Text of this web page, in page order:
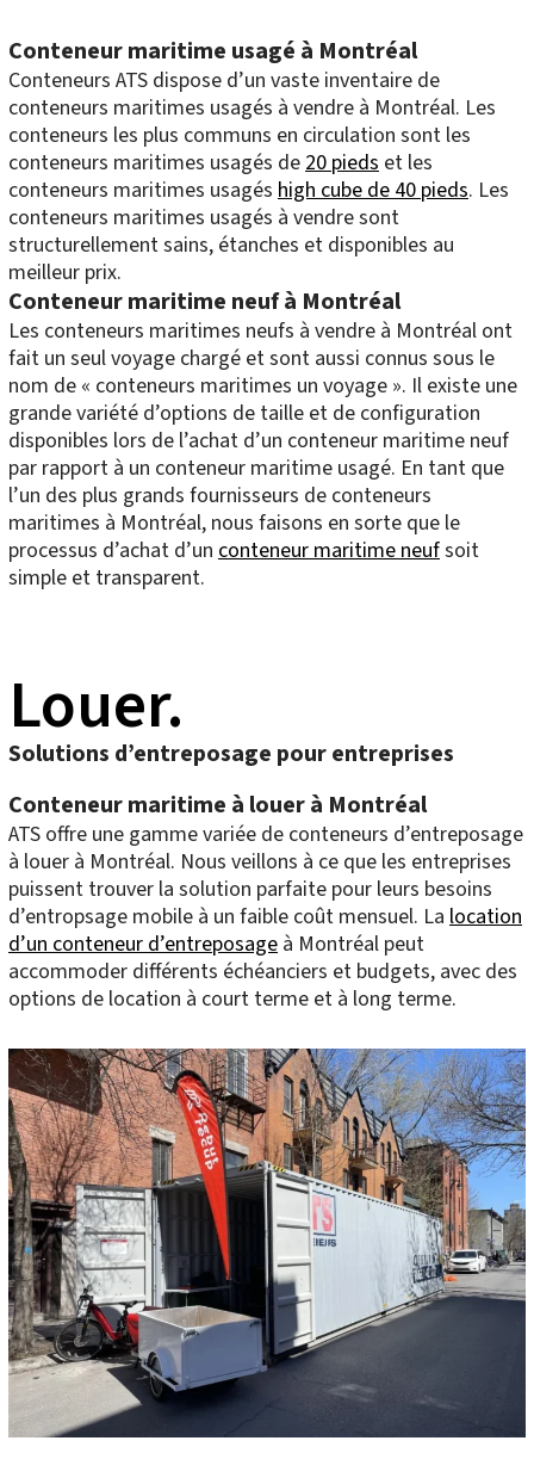
Conteneur maritime usagé à Montréal
Conteneurs ATS dispose d’un vaste inventaire de
conteneurs maritimes usagés à vendre à Montréal. Les
conteneurs les plus communs en circulation sont les
conteneurs maritimes usagés de20 pieds et les
conteneurs maritimes usagés high cube de 40 pieds. Les
conteneurs maritimes usagés à vendre sont
structurellement sains, étanches et disponibles au
meilleur prix.
Conteneur maritime neuf à Montréal
Les conteneurs maritimes neufs à vendre à Montréal ont
fait un seul voyage chargé et sont aussi connus sous le
nom de « conteneurs maritimes un voyage ». Il existe une
grande variété d’options de taille et de configuration
disponibles lors de l’achat d’un conteneur maritime neuf
par rapport à un conteneur maritime usagé. En tant que
l’un des plus grands fournisseurs de conteneurs
maritimes à Montréal, nous faisons en sorte que le
processus d’achat d’un conteneur maritime neufsoit
simple et transparent.
Louer.
Solutions d’entreposage pour entreprises
Conteneur maritime à louer à Montréal
ATS offre une gamme variée de conteneurs d’entreposage
à louer à Montréal. Nous veillons à ce que les entreprises
puissent trouver la solution parfaite pour leurs besoins
d’entropsage mobile à un faible coût mensuel. La location
d’un conteneur d’entreposage à Montréal peut
accommoder différents échéanciers et budgets, avec des
options de location à court terme et à long terme.